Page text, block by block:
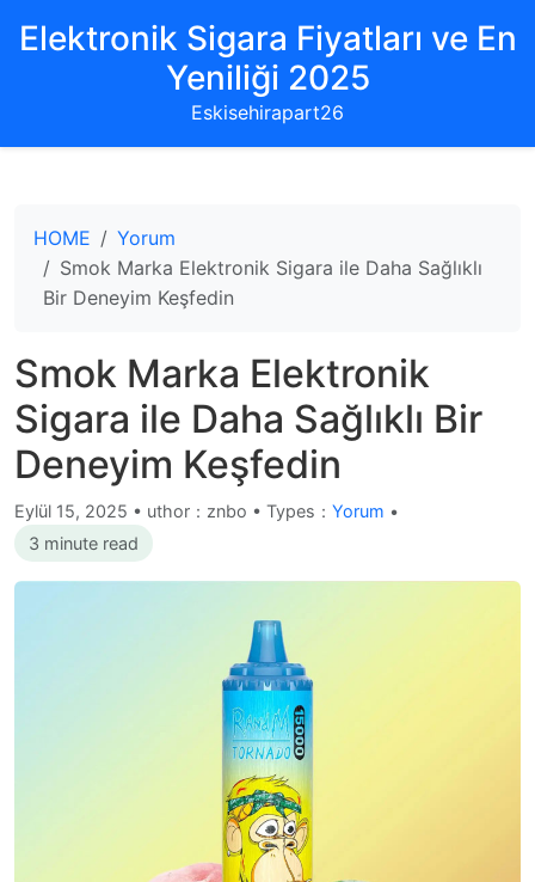
Elektronik Sigara Fiyatları ve En
Yeniliği 2025
Eskisehirapart26
HOME
Yorum
Smok Marka Elektronik Sigara ile Daha Sağlıklı
Bir Deneyim Keşfedin
Smok Marka Elektronik
Sigara ile Daha Sağlıklı Bir
Deneyim Keşfedin
Eylül 15, 2025 • uthor：znbo • Types： Yorum •
3 minute read